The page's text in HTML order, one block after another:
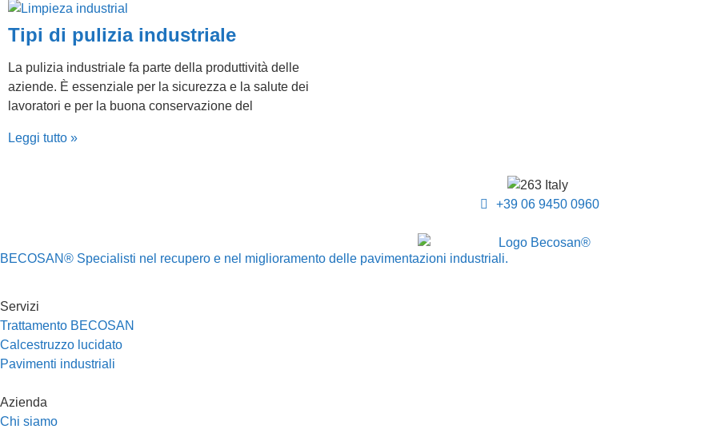
Tipi di pulizia industriale
La pulizia industriale fa parte della produttività delle
aziende. È essenziale per la sicurezza e la salute dei
lavoratori e per la buona conservazione del
Leggi tutto »
+39 06 9450 0960
BECOSAN® Specialisti nel recupero e nel miglioramento delle pavimentazioni industriali.
Servizi
Trattamento BECOSAN
Calcestruzzo lucidato
Pavimenti industriali
Azienda
Chi siamo